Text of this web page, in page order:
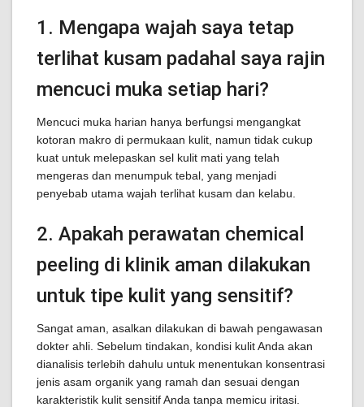
1. Mengapa wajah saya tetap
terlihat kusam padahal saya rajin
mencuci muka setiap hari?
Mencuci muka harian hanya berfungsi mengangkat
kotoran makro di permukaan kulit, namun tidak cukup
kuat untuk melepaskan sel kulit mati yang telah
mengeras dan menumpuk tebal, yang menjadi
penyebab utama wajah terlihat kusam dan kelabu.
2. Apakah perawatan chemical
peeling di klinik aman dilakukan
untuk tipe kulit yang sensitif?
Sangat aman, asalkan dilakukan di bawah pengawasan
dokter ahli. Sebelum tindakan, kondisi kulit Anda akan
dianalisis terlebih dahulu untuk menentukan konsentrasi
jenis asam organik yang ramah dan sesuai dengan
karakteristik kulit sensitif Anda tanpa memicu iritasi.